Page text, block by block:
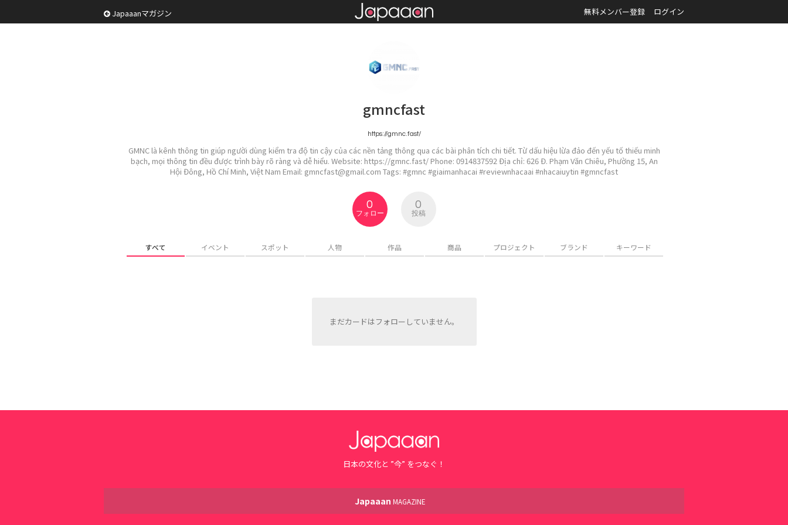
Japaaanマガジン 無料メンバー登録 ログイン
gmncfast
https://gmnc.fast/
GMNC là kênh thông tin giúp người dùng kiểm tra độ tin cậy của các nền tảng thông qua các bài phân tích chi tiết. Từ dấu hiệu lừa đảo đến yếu tố thiếu minh
bạch, mọi thông tin đều được trình bày rõ ràng và dễ hiểu. Website: https://gmnc.fast/ Phone: 0914837592 Địa chỉ: 626 Đ. Phạm Văn Chiêu, Phường 15, An
Hội Đông, Hồ Chí Minh, Việt Nam Email: gmncfast@gmail.com Tags: #gmnc #giaimanhacai #reviewnhacaai #nhacaiuytin #gmncfast
0
フォロー
0
投稿
すべて イベント スポット 人物 作品 商品 プロジェクト ブランド キーワード
まだカードはフォローしていません。
日本の文化と ”今” をつなぐ！
Japaaan MAGAZINE